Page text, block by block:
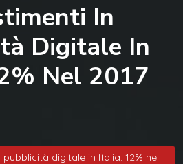
In
Digitale In
Nel 2017
digitale in Italia: 12% nel